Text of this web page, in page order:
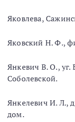
Яковлева,
Яковский Н. Ф.,
Янкевич В. О.,
Соболевской.
Янкелевич И. Л.,
дом.